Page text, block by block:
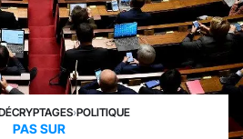
›POLITIQUE
PAS SUR